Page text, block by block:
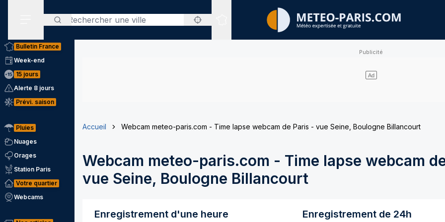
Rechercher
Sites expertisés
Bulletin France
Week-end
15 jours
Alerte 8 jours
Prévi. saison
Pluies
Nuages
Orages
Station Paris
Votre quartier
Webcams
Accueil Webcam meteo-paris.com - Time lapse webcam de Paris - vue Seine, Boulogne Billancourt
Webcam meteo-paris.com - Time lapse webcam
vue Seine, Boulogne Billancourt
Enregistrement d'une heure Enregistrement de 24h